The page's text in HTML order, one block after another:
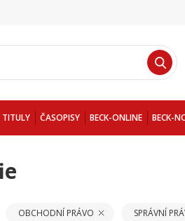
TITULY ČASOPISY BECK-ONLINE BECK-
OBCHODNÍ PRÁVO SPRÁVNÍ